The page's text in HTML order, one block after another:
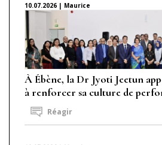
10.07.2026 | Maurice
À Ébène, la Dr Jyoti Jeetun
à renforcer sa culture de
Réagir